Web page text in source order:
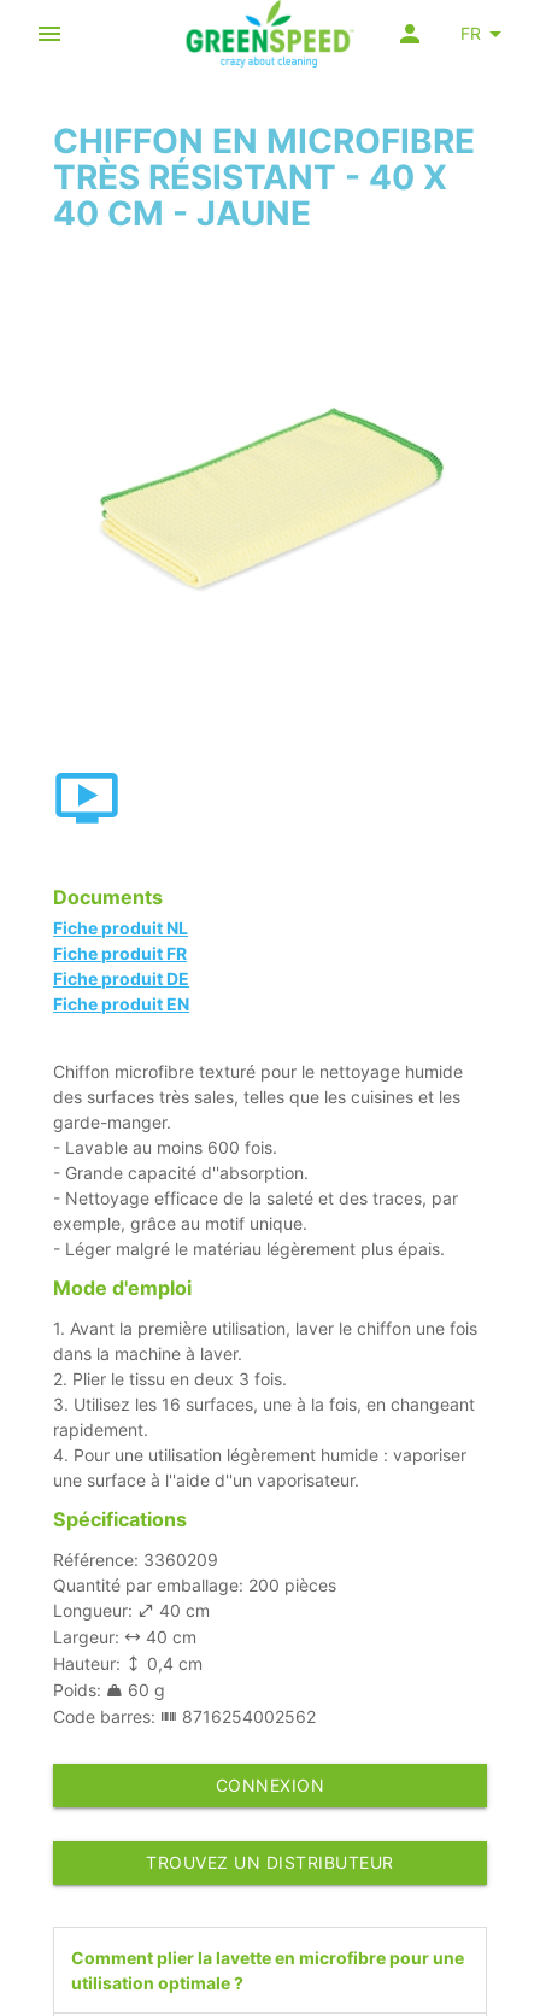
FR
CHIFFON EN MICROFIBRE
TRÈS RÉSISTANT - 40 X
40 CM - JAUNE
Documents
Fiche produit NL
Fiche produit FR
Fiche produit DE
Fiche produit EN
Chiffon microfibre texturé pour le nettoyage humide
des surfaces très sales, telles que les cuisines et les
garde-manger.
- Lavable au moins 600 fois.
- Grande capacité d''absorption.
- Nettoyage efficace de la saleté et des traces, par
exemple, grâce au motif unique.
- Léger malgré le matériau légèrement plus épais.
Mode d'emploi
1. Avant la première utilisation, laver le chiffon une fois
dans la machine à laver.
2. Plier le tissu en deux 3 fois.
3. Utilisez les 16 surfaces, une à la fois, en changeant
rapidement.
4. Pour une utilisation légèrement humide : vaporiser
une surface à l''aide d''un vaporisateur.
Spécifications
Référence: 3360209
Quantité par emballage: 200 pièces
Longueur:
40 cm
Largeur:
40 cm
Hauteur:
0,4 cm
Poids:
60 g
Code barres:
8716254002562
CONNEXION
TROUVEZ UN DISTRIBUTEUR
Comment plier la lavette en microfibre pour une
utilisation optimale ?